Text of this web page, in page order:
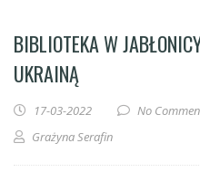
BIBLIOTEKA W
UKRAINĄ
17-03-2022 No
Grażyna Serafin